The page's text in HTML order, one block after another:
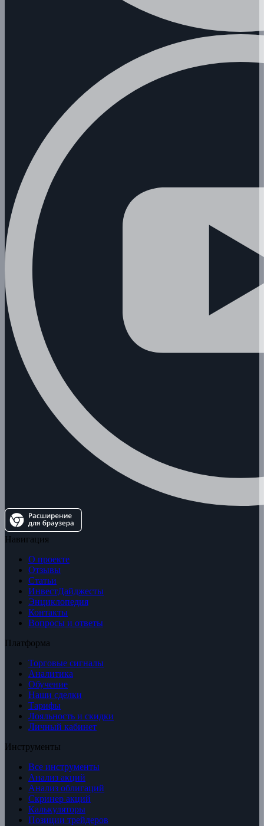
Навигация
О проекте
Отзывы
Статьи
ИнвестДайджесты
Энциклопедия
Контакты
Вопросы и ответы
Платформа
Торговые сигналы
Аналитика
Обучение
Наши сделки
Тарифы
Лояльность и скидки
Личный кабинет
Инструменты
Все инструменты
Анализ акций
Анализ облигаций
Скринер акций
Калькуляторы
Позиции трейдеров